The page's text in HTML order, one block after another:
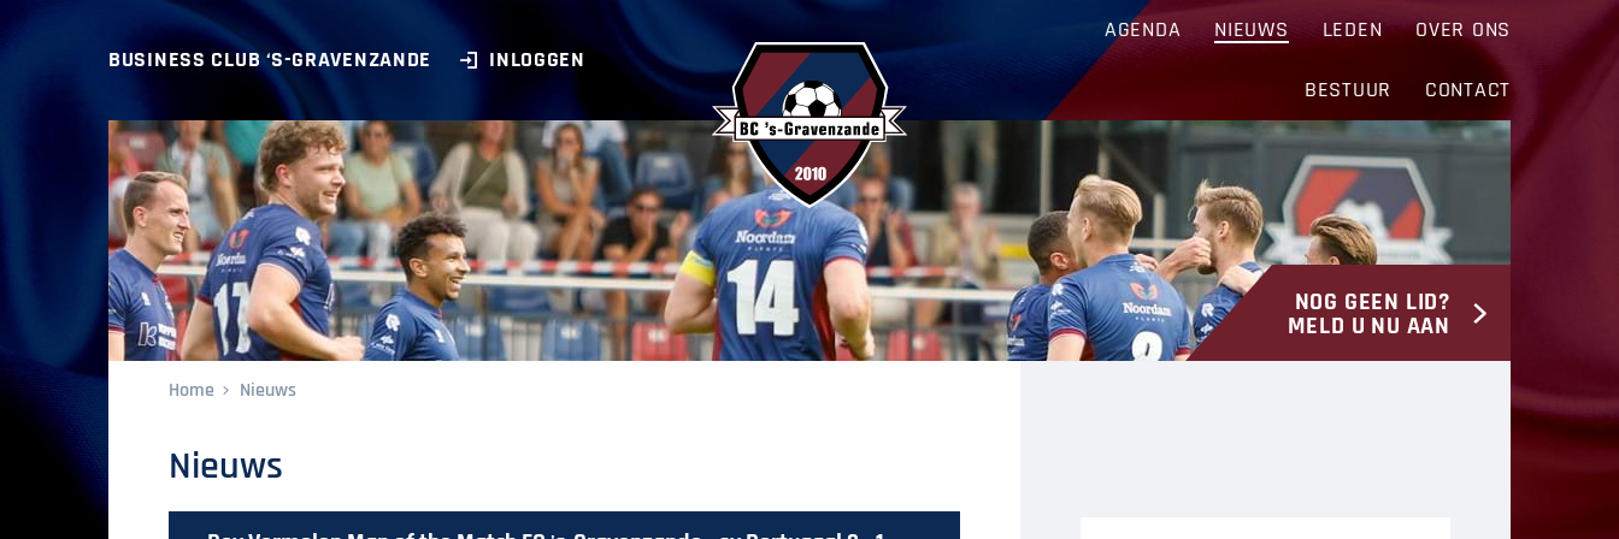
BC ‘s-Gravenzande
BUSINESS CLUB ‘S-GRAVENZANDE INLOGGEN
AGENDA NIEUWS LEDEN OVER ONS
BESTUUR CONTACT
NOG GEEN LID?
MELD U NU AAN
Home Nieuws
Nieuws